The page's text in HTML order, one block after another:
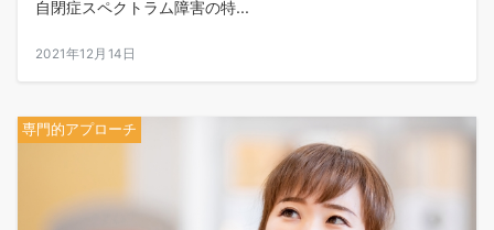
自閉症スペクトラム障害の特...
2021年12月14日
専門的アプローチ